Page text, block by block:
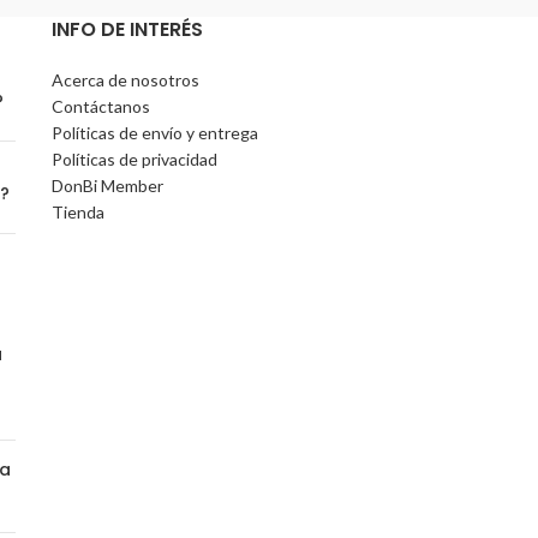
INFO DE INTERÉS
Acerca de nosotros
Contáctanos
Políticas de envío y entrega
Políticas de privacidad
DonBi Member
Tienda